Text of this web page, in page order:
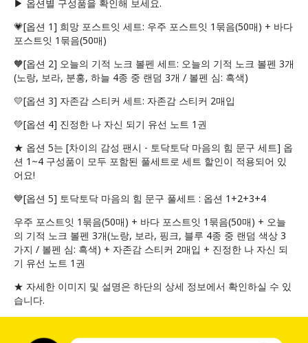
▶ 옵션별 구성품을 확인해 보세요.
💗[옵션 1] 희망 포스트잇 세트: 우주 포스트잇 1묶음(50매) + 바다
포스트잇 1묶음(50매)
🧡[옵션 2] 오늘의 기적 노크 볼펜 세트: 오늘의 기적 노크 볼펜 3개
(노랑, 보라, 분홍, 하늘 4종 중 랜덤 3개 / 볼펜 심: 흑색)
💛[옵션 3] 자존감 스티커 세트: 자존감 스티커 2매입
💚[옵션 4] 진정한 나 자신 되기 유선 노트 1권
★ 옵션 5는 [차이의 감성 팬시 - 토닥토닥 마음의 힘 문구 세트] 옵
션 1~4 구성품이 모두 포함된 풀세트로 세트 할인이 적용되어 있
어요!
💙[옵션 5] 토닥토닥 마음의 힘 문구 풀세트 : 옵션 1+2+3+4
우주 포스트잇 1묶음(50매) + 바다 포스트잇 1묶음(50매) + 오늘
의 기적 노크 볼펜 3개(노랑, 보라, 핑크, 블루 4종 중 랜덤 색상 3
가지 / 볼펜 심: 흑색) + 자존감 스티커 2매입 + 진정한 나 자신 되
기 유선 노트 1권
★ 자세한 이미지 및 설명은 하단의 상세 정보에서 확인하실 수 있
습니다.